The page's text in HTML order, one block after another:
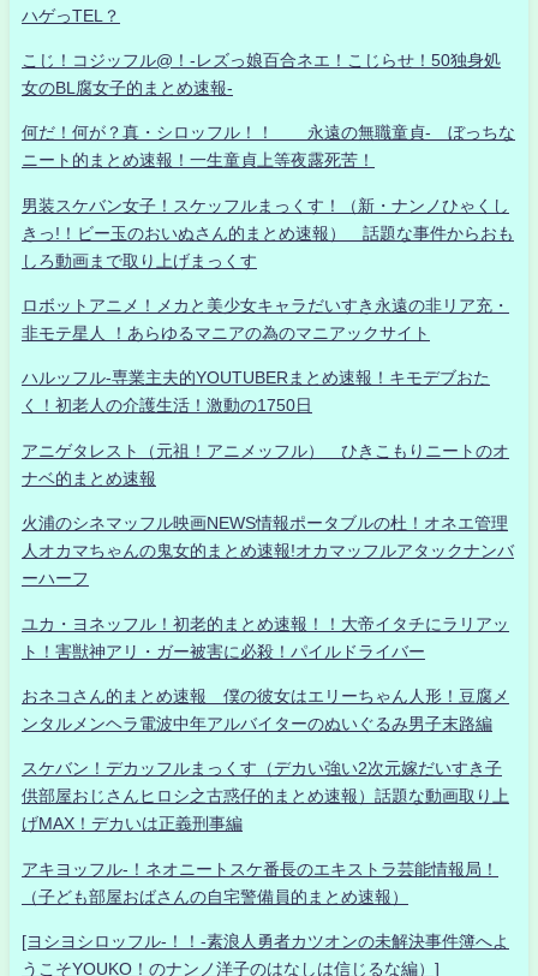
ハゲっTEL？
こじ！コジッフル@！-レズっ娘百合ネエ！こじらせ！50独身処
女のBL腐女子的まとめ速報-
何だ！何が？真・シロッフル！！ 永遠の無職童貞- ぼっちな
ニート的まとめ速報！一生童貞上等夜露死苦！
男装スケバン女子！スケッフルまっくす！（新・ナンノひゃくし
きっ!！ビー玉のおいぬさん的まとめ速報） 話題な事件からおも
しろ動画まで取り上げまっくす
ロボットアニメ！メカと美少女キャラだいすき永遠の非リア充・
非モテ星人 ！あらゆるマニアの為のマニアックサイト
ハルッフル-専業主夫的YOUTUBERまとめ速報！キモデブおた
く！初老人の介護生活！激動の1750日
アニゲタレスト（元祖！アニメッフル） ひきこもりニートのオ
ナベ的まとめ速報
火浦のシネマッフル映画NEWS情報ポータブルの杜！オネエ管理
人オカマちゃんの鬼女的まとめ速報!オカマッフルアタックナンバ
ーハーフ
ユカ・ヨネッフル！初老的まとめ速報！！大帝イタチにラリアッ
ト！害獣神アリ・ガー被害に必殺！パイルドライバー
おネコさん的まとめ速報 僕の彼女はエリーちゃん人形！豆腐メ
ンタルメンヘラ電波中年アルバイターのぬいぐるみ男子末路編
スケバン！デカッフルまっくす（デカい強い2次元嫁だいすき子
供部屋おじさんヒロシ之古惑仔的まとめ速報）話題な動画取り上
げMAX！デカいは正義刑事編
アキヨッフル-！ネオニートスケ番長のエキストラ芸能情報局！
（子ども部屋おばさんの自宅警備員的まとめ速報）
[ヨシヨシロッフル-！！-素浪人勇者カツオンの未解決事件簿へよ
うこそYOUKO！のナンノ洋子のはなしは信じるな編）]